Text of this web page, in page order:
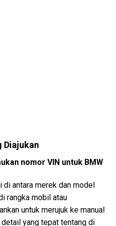
Diajukan
nomor VIN untuk BMW
antara merek dan model
rangka mobil atau
untuk merujuk ke manual
yang tepat tentang di